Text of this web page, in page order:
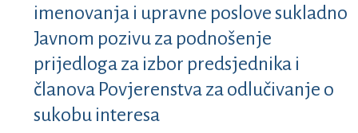
imenovanja i upravne poslove sukladno
Javnom pozivu za podnošenje
prijedloga za izbor predsjednika i
članova Povjerenstva za odlučivanje o
sukobu interesa